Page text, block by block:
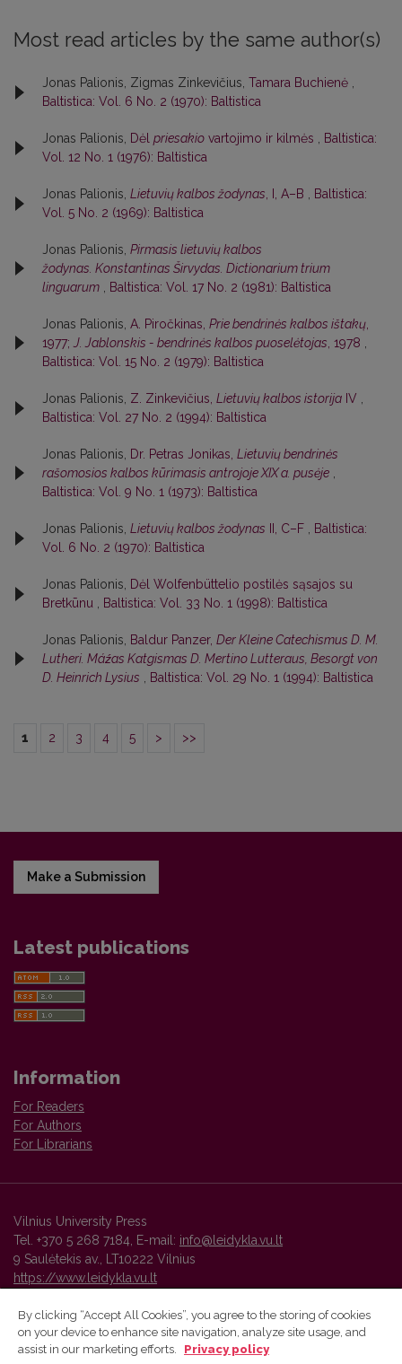
Most read articles by the same author(s)
Jonas Palionis, Zigmas Zinkevičius, Tamara Buchienė
Baltistica: Vol. 6 No. 2 (1970): Baltistica
Jonas Palionis, Dėl priesakio vartojimo ir kilmės
Baltistica:
Vol. 12 No. 1 (1976): Baltistica
Jonas Palionis, Lietuvių kalbos žodynas , I, A–B
Baltistica:
Vol. 5 No. 2 (1969): Baltistica
Jonas Palionis, Pirmasis lietuvių kalbos
žodynas. Konstantinas Širvydas. Dictionarium trium
linguarum
Baltistica: Vol. 17 No. 2 (1981): Baltistica
Jonas Palionis, A. Piročkinas, Prie bendrinės kalbos ištakų
1977; J. Jablonskis - bendrinės kalbos puoselėtojas , 1978
Baltistica: Vol. 15 No. 2 (1979): Baltistica
Jonas Palionis, Z. Zinkevičius, Lietuvių kalbos istorija IV
Baltistica: Vol. 27 No. 2 (1994): Baltistica
Jonas Palionis, Dr. Petras Jonikas, Lietuvių bendrinės
rašomosios kalbos kūrimasis antrojoje XIX a. pusėje
Baltistica: Vol. 9 No. 1 (1973): Baltistica
Jonas Palionis, Lietuvių kalbos žodynas II, C–F
Baltistica:
Vol. 6 No. 2 (1970): Baltistica
Jonas Palionis,
Dėl Wolfenbüttelio postilės sąsajos su
Bretkūnu
Baltistica: Vol. 33 No. 1 (1998): Baltistica
Jonas Palionis, Baldur Panzer, Der Kleine Catechismus D. M.
Lutheri. Máźas Katgismas D. Mertino Lutteraus, Besorgt von
D. Heinrich Lysius
Baltistica: Vol. 29 No. 1 (1994): Baltistica
1 2 3 4 5 > >>
Make a Submission
Latest publications
Information
For Readers
For Authors
For Librarians
Vilnius University Press
Tel. +370 5 268 7184, E-mail: info@leidykla.vu.lt
9 Saulėtekis av., LT10222 Vilnius
https://www.leidykla.vu.lt
Vilnius University Press platform and metadata are distributed by
By clicking “Accept All Cookies”, you agree to the storing of cookies
on your device to enhance site navigation, analyze site usage, and
assist in our marketing efforts.
Privacy policy